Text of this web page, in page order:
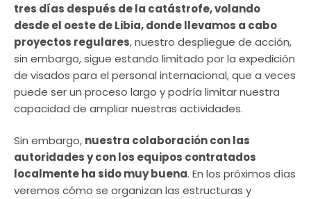
tres días después de la catástrofe, volando
desde el oeste de Libia, donde llevamos a cabo
proyectos regulares, nuestro despliegue de acción,
sin embargo, sigue estando limitado por la expedición
de visados para el personal internacional, que a veces
puede ser un proceso largo y podría limitar nuestra
capacidad de ampliar nuestras actividades.
Sin embargo, nuestra colaboración con las
autoridades y con los equipos contratados
localmente ha sido muy buena. En los próximos días
veremos cómo se organizan las estructuras y